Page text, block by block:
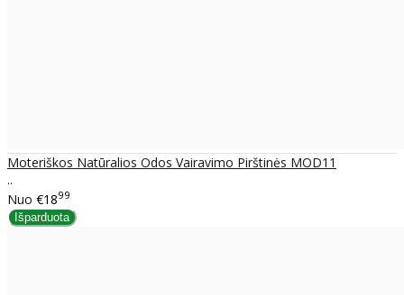
Moteriškos Natūralios Odos Vairavimo Pirštinės MOD11
..
Nuo €1899